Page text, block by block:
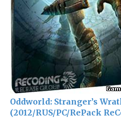
Oddworld: Stranger’s
(2012/RUS/PC/RePack